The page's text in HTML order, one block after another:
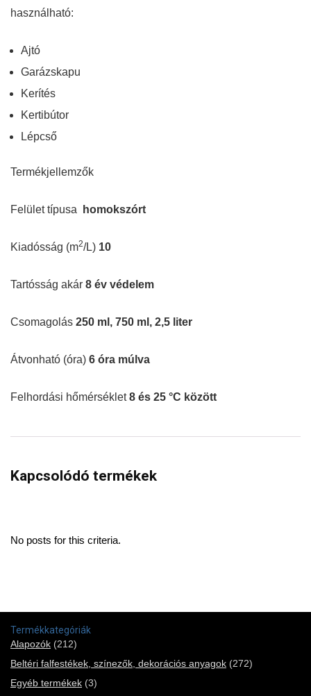
használható:
Ajtó
Garázskapu
Kerítés
Kertibútor
Lépcső
Termékjellemzők
Felület típusa homokszórt
Kiadósság (m2/L) 10
Tartósság akár 8 év védelem
Csomagolás 250 ml, 750 ml, 2,5 liter
Átvonható (óra) 6 óra múlva
Felhordási hőmérséklet8 és 25 °C között
Kapcsolódó termékek
No posts for this criteria.
Termékkategóriák
Alapozók (212)
Beltéri falfestékek, színezők, dekorációs anyagok (272)
Egyéb termékek (3)